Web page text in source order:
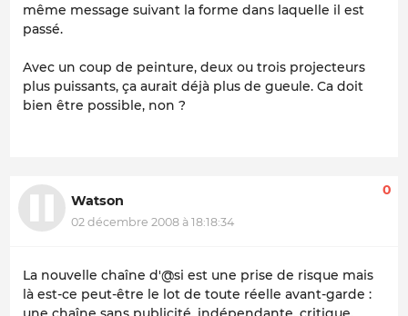
même message suivant la forme dans laquelle il est
passé.
Avec un coup de peinture, deux ou trois projecteurs
plus puissants, ça aurait déjà plus de gueule. Ca doit
bien être possible, non ?
Watson
02 décembre 2008 à 18:18:34
0
La nouvelle chaîne d'@si est une prise de risque mais
là est-ce peut-être le lot de toute réelle avant-garde :